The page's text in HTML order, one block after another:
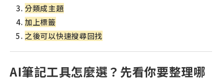
分類成主題
加上標籤
之後可以快速搜尋回找
AI筆記工具怎麼選？先看你要整理哪